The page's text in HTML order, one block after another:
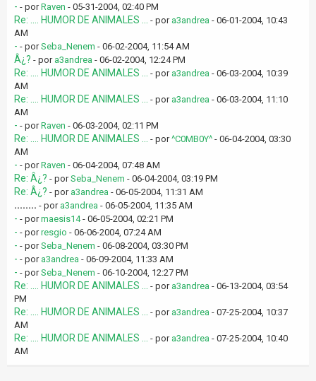
- - porRaven - 05-31-2004, 02:40 PM
Re: .... HUMOR DE ANIMALES ... - por a3andrea - 06-01-2004, 10:43
AM
- - porSeba_Nenem - 06-02-2004, 11:54 AM
Â¿? - por a3andrea - 06-02-2004, 12:24 PM
Re: .... HUMOR DE ANIMALES ... - por a3andrea - 06-03-2004, 10:39
AM
Re: .... HUMOR DE ANIMALES ... - por a3andrea - 06-03-2004, 11:10
AM
- - porRaven - 06-03-2004, 02:11 PM
Re: .... HUMOR DE ANIMALES ... - por^C0MB0Y^ - 06-04-2004, 03:30
AM
- - porRaven - 06-04-2004, 07:48 AM
Re: Â¿? - porSeba_Nenem - 06-04-2004, 03:19 PM
Re: Â¿? - por a3andrea - 06-05-2004, 11:31 AM
........ - por a3andrea - 06-05-2004, 11:35 AM
- - pormaesis14- 06-05-2004, 02:21 PM
- - porresgio - 06-06-2004, 07:24 AM
- - porSeba_Nenem - 06-08-2004, 03:30 PM
- - por a3andrea - 06-09-2004, 11:33 AM
- - porSeba_Nenem - 06-10-2004, 12:27 PM
Re: .... HUMOR DE ANIMALES ... - por a3andrea - 06-13-2004, 03:54
PM
Re: .... HUMOR DE ANIMALES ... - por a3andrea - 07-25-2004, 10:37
AM
Re: .... HUMOR DE ANIMALES ... - por a3andrea - 07-25-2004, 10:40
AM